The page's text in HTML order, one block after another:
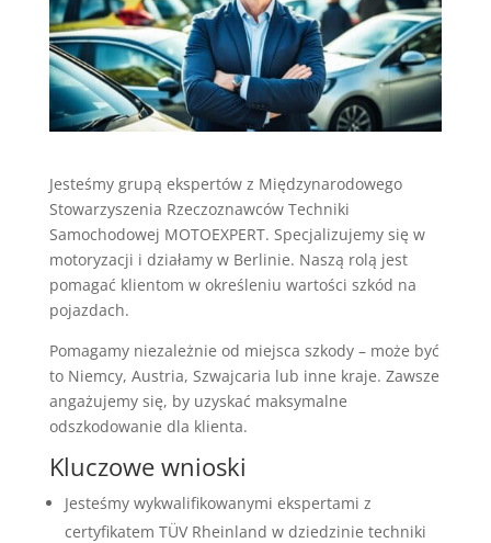
Jesteśmy grupą ekspertów z Międzynarodowego
Stowarzyszenia Rzeczoznawców Techniki
Samochodowej MOTOEXPERT. Specjalizujemy się w
motoryzacji i działamy w Berlinie. Naszą rolą jest
pomagać klientom w określeniu wartości szkód na
pojazdach.
Pomagamy niezależnie od miejsca szkody – może być
to Niemcy, Austria, Szwajcaria lub inne kraje. Zawsze
angażujemy się, by uzyskać maksymalne
odszkodowanie dla klienta.
Kluczowe wnioski
Jesteśmy wykwalifikowanymi ekspertami z
certyfikatem TÜV Rheinland w dziedzinie techniki